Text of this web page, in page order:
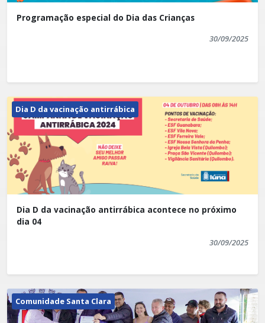
Programação especial do Dia das Crianças
30/09/2025
Dia D da vacinação antirrábica
Dia D da vacinação antirrábica acontece no próximo
dia 04
30/09/2025
Comunidade Santa Clara